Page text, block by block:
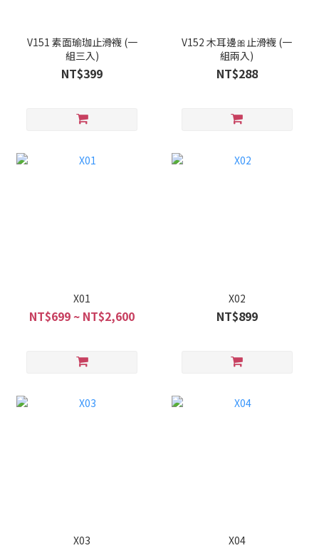
V151 素面瑜珈止滑襪 (一
組三入)
NT$399
V152 木耳邊🎀止滑襪 (一
組兩入)
NT$288
X01
NT$699 ~ NT$2,600
X02
NT$899
X03 X04